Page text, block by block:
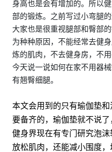
身高也是会有增加的。所以
部的锻炼。之前写过小弯腿
大家也是很重视腿部和臀部
为种种原因，不能经常去健
炼的肌肉，不去健身房，不
今天说一说如何在家不用器
有翘臀细腿。
本文会用到的只有瑜伽垫
要备齐的，瑜伽垫就不说了
健身界现在有专门研究泡
放松肌肉，还能减小围度